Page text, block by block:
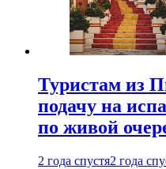
Туристам из
подачу на
по живой
2 года спустя2 года